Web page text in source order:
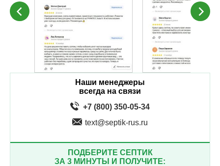
Наши менеджеры
всегда на связи
+7 (800) 350-05-34
text@septik-rus.ru
ПОДБЕРИТЕ СЕПТИК
ЗА 3 МИНУТЫ И ПОЛУЧИТЕ: